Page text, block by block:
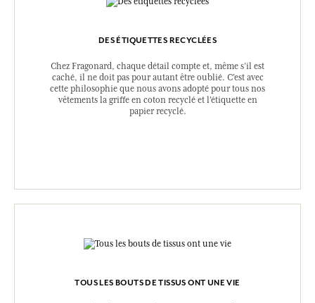
DES ÉTIQUETTES RECYCLÉES
Chez Fragonard, chaque détail compte et, même s’il est
caché, il ne doit pas pour autant être oublié. C’est avec
cette philosophie que nous avons adopté pour tous nos
vêtements la griffe en coton recyclé et l’étiquette en
papier recyclé.
TOUS LES BOUTS DE TISSUS ONT UNE VIE